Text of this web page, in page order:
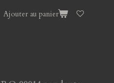
Ajouter au panier